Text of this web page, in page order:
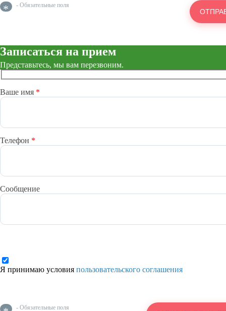
* - Обязательные поля
Записаться на прием
Представьтесь, мы вам перезвоним.
Ваше имя *
Телефон *
Сообщение
Я принимаю условия пользовательского соглашения
- Обязательные поля